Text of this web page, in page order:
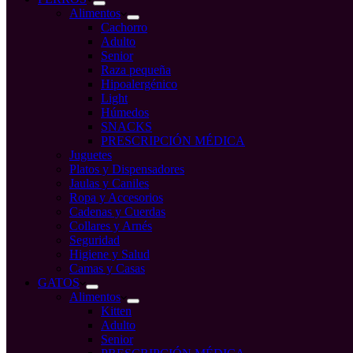
Alimentos
Cachorro
Adulto
Senior
Raza pequeña
Hipoalergénico
Light
Húmedos
SNACKS
PRESCRIPCIÓN MÉDICA
Juguetes
Platos y Dispensadores
Jaulas y Caniles
Ropa y Accesorios
Cadenas y Cuerdas
Collares y Arnés
Seguridad
Higiene y Salud
Camas y Casas
GATOS
Alimentos
Kitten
Adulto
Senior